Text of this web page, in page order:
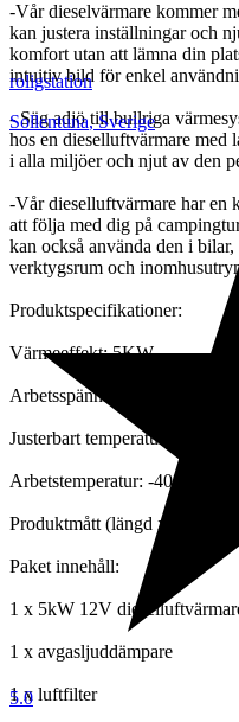
-Vår dieselvärmare kommer
kan justera inställningar och
komfort utan att lämna din
intuitiv bild för enkel
- Säg adjö till bullriga
hos en dieselluftvärmare
i alla miljöer och njut av den
-Vår dieselluftvärmare har en
att följa med dig på
kan också använda den i
verktygsrum och
Produktspecifikationer:
Värmeeffekt: 5KW
Arbetsspänning: DC 12V
Justerbart temperaturområde:
Arbetstemperatur: -40°C ~
Produktmått (längd x bredd x
Paket innehåll:
1 x 5kW 12V
1 x avgasljuddämpare
1 x luftfilter
roligstation
Sollentuna,Sverige
5.0